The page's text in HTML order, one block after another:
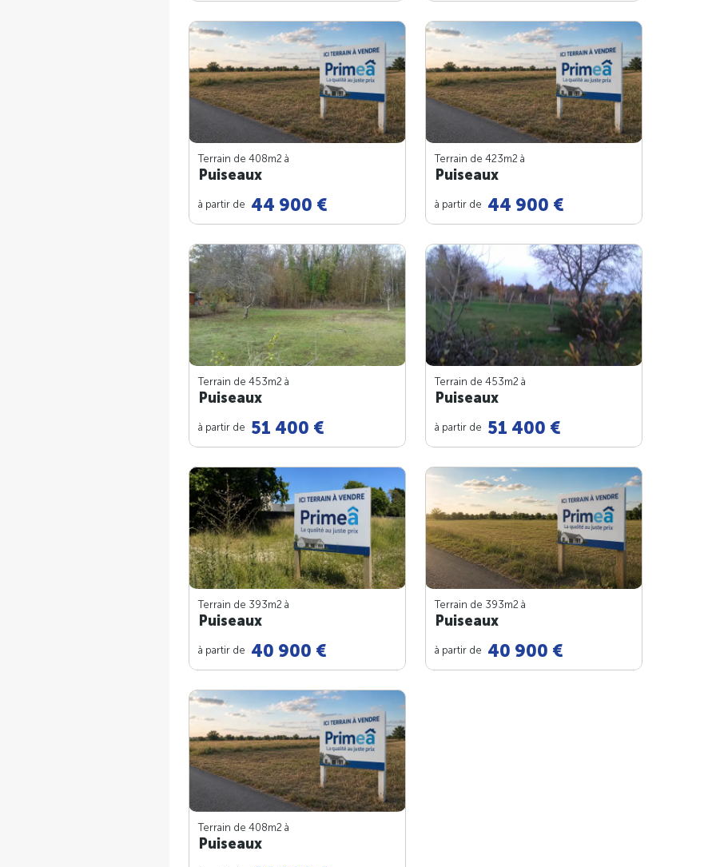
Terrain de 408m2 à
Puiseaux
à partir de 44 900 €
Terrain de 423m2 à
Puiseaux
à partir de 44 900 €
Terrain de 453m2 à
Puiseaux
à partir de 51 400 €
Terrain de 453m2 à
Puiseaux
à partir de 51 400 €
Terrain de 393m2 à
Puiseaux
à partir de 40 900 €
Terrain de 393m2 à
Puiseaux
à partir de 40 900 €
Terrain de 408m2 à
Puiseaux